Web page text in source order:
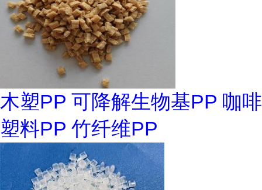
木塑PP 可降解生物基PP 咖啡
塑料PP 竹纤维PP